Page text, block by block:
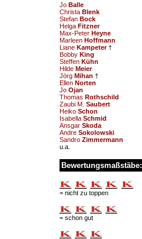
Jo Balle
Christa Blenk
Stefan Bock
Helga Fitzner
Max-Peter Heyne
Marleen Hoffmann
Liane Kampeter†
Bobby King
Steffen Kühn
Hilde Meier
Jörg Mihan †
Ellen Norten
Jo Ojan
Thomas Rothschild
Zaubi M. Saubert
Heiko Schon
Isabella Schmid
Ansgar Skoda
Andre Sokolowski
Sandro Zimmermann
u.a.
Bewertungsmaßstäbe:
= nicht zu toppen
= schon gut